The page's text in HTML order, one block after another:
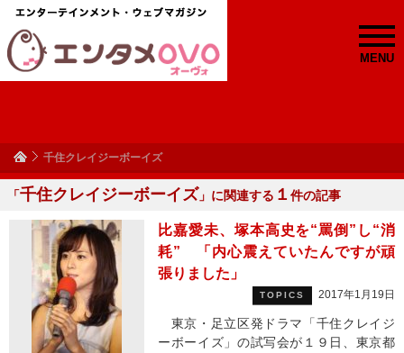
MENU
千住クレイジーボーイズ
「千住クレイジーボーイズ 」に関連する １ 件の記事
比嘉愛未、塚本高史を“罵倒”し“消
耗” 「内心震えていたんですが頑
張りました」
TOPICS 2017年1月19日
東京・足立区発ドラマ「千住クレイジ
ーボーイズ」の試写会が１９日、東京都